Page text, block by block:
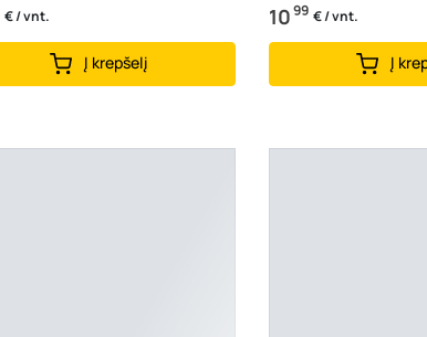
€ / vnt.
Į krepšelį
1099 € / vnt.
Į